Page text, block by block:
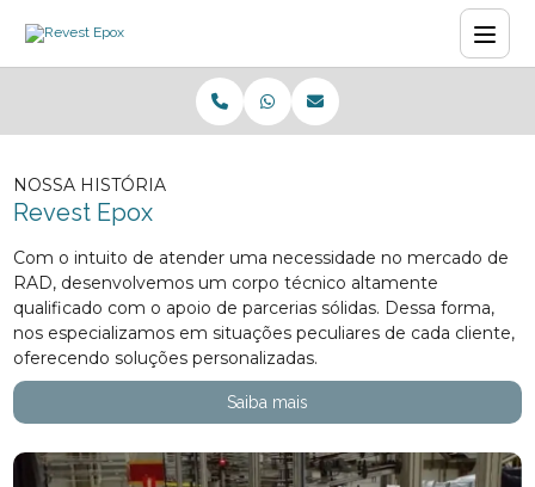
NOSSA HISTÓRIA
Revest Epox
Com o intuito de atender uma necessidade no mercado de
RAD, desenvolvemos um corpo técnico altamente
qualificado com o apoio de parcerias sólidas. Dessa forma,
nos especializamos em situações peculiares de cada cliente,
oferecendo soluções personalizadas.
Saiba mais